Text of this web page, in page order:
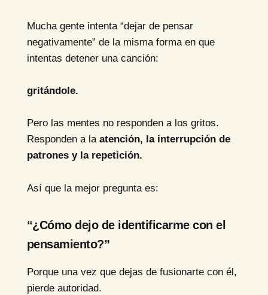
Mucha gente intenta “dejar de pensar
negativamente” de la misma forma en que
intentas detener una canción:
gritándole.
Pero las mentes no responden a los gritos.
Responden a la atención, la interrupción de
patrones y la repetición.
Así que la mejor pregunta es:
“¿Cómo dejo de identificarme con el
pensamiento?”
Porque una vez que dejas de fusionarte con él,
pierde autoridad.